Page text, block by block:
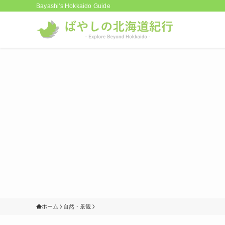
Bayashi's Hokkaido Guide
ホーム 自然・景観